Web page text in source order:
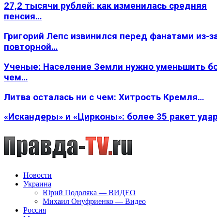
27,2 тысячи рублей: как изменилась средняя
пенсия…
Григорий Лепс извинился перед фанатами из-
повторной…
Ученые: Население Земли нужно уменьшить
чем…
Литва осталась ни с чем: Хитрость Кремля…
«Искандеры» и «Цирконы»: более 35 ракет
Новости
Украина
Юрий Подоляка — ВИДЕО
Михаил Онуфриенко — Видео
Россия